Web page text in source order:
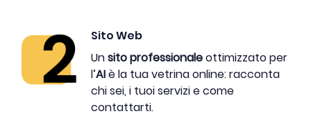
Sito Web
Unsito professionaleottimizzato per
l’AIè la tua vetrina online: racconta
chi sei, i tuoi servizi e come
contattarti.